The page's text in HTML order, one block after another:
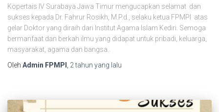
Kopertais IV Surabaya Jawa Timur mengucapkan selamat dan
sukses kepada Dr. Fahrur Rosikh, M.P.d., selaku ketua FPMPI atas
gelar Doktor yang diraih dari Institut Agama lslam Kediri. Semoga
bermanfaat dan berkah ilmu yang didapat untuk pribadi, keluarga,
masyarakat, agama dan bangsa..
Oleh Admin FPMPI 2 tahun yang lalu